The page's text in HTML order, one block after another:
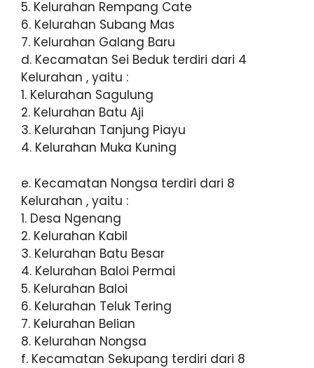
5. Kelurahan Rempang Cate
6. Kelurahan Subang Mas
7. Kelurahan Galang Baru
d. Kecamatan Sei Beduk terdiri dari 4
Kelurahan , yaitu :
1. Kelurahan Sagulung
2. Kelurahan Batu Aji
3. Kelurahan Tanjung Piayu
4. Kelurahan Muka Kuning
e. Kecamatan Nongsa terdiri dari 8
Kelurahan , yaitu :
1. Desa Ngenang
2. Kelurahan Kabil
3. Kelurahan Batu Besar
4. Kelurahan Baloi Permai
5. Kelurahan Baloi
6. Kelurahan Teluk Tering
7. Kelurahan Belian
8. Kelurahan Nongsa
f. Kecamatan Sekupang terdiri dari 8